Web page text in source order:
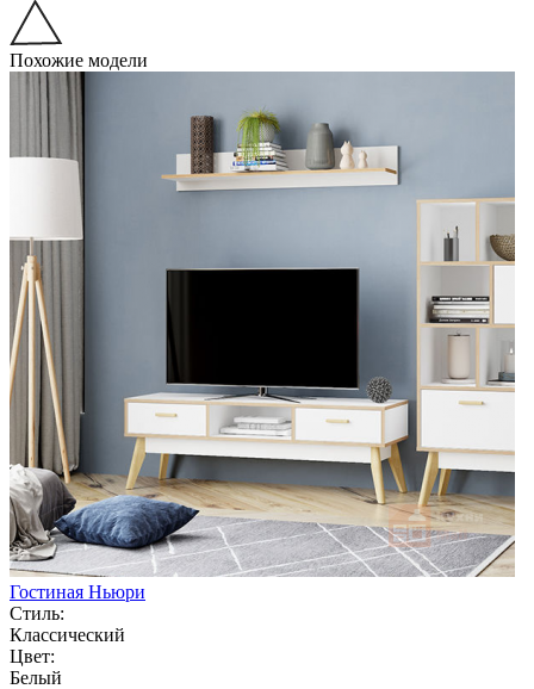
Похожие модели
Гостиная Ньюри
Стиль:
Классический
Цвет:
Белый